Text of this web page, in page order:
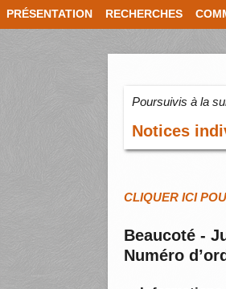
PRÉSENTATION RECHERCHES
Poursuivis à la
Notices
CLIQUER ICI
Beaucoté -
Numéro